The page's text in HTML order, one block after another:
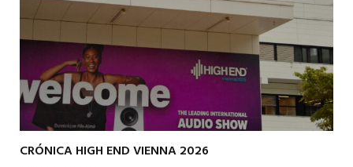
CRÓNICA HIGH END VIENNA 2026